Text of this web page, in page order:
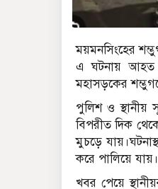
ময়মনসিংহের
এ ঘটনায় আহত
মহাসড়কের
পুলিশ ও স্থানীয়
বিপরীত দিক
মুচড়ে
করে পালিয়ে যায়।
খবর পেয়ে